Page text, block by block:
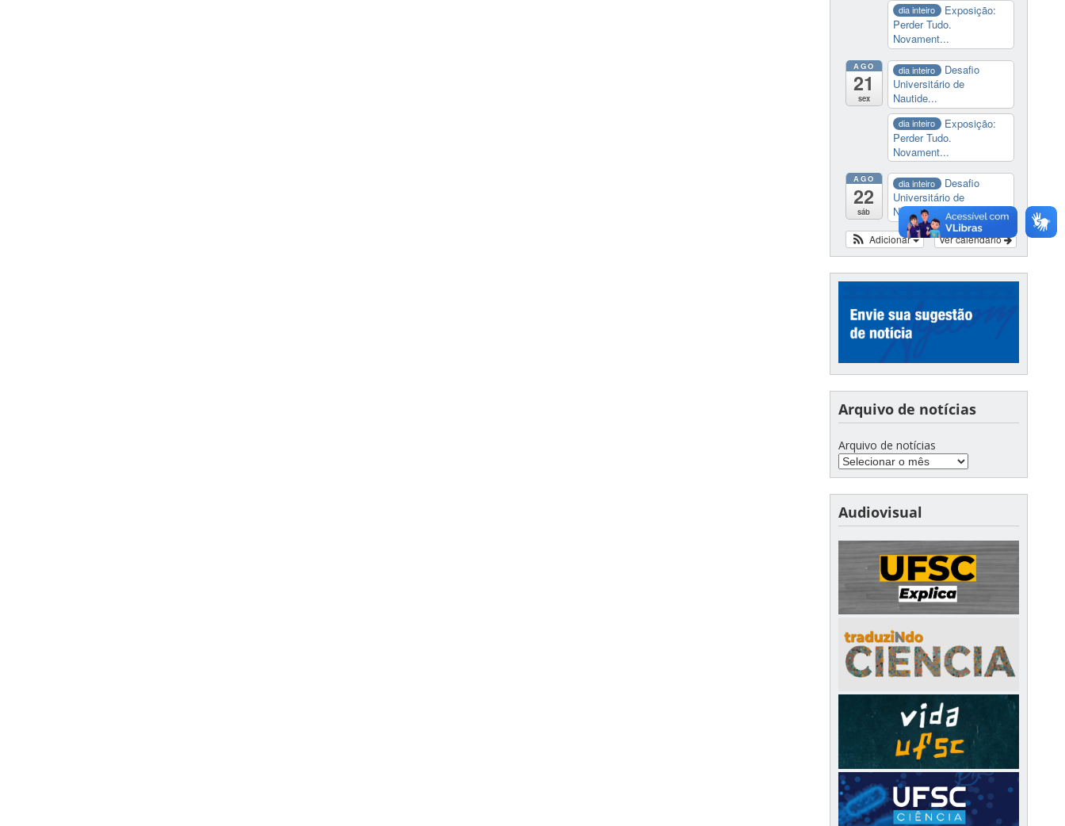
dia inteiro
Exposição:
Perder Tudo.
Novament...
AGO
21
sex
dia inteiro
Desafio
Universitário de
Nautide...
dia inteiro
Exposição:
Perder Tudo.
Novament...
AGO
22
sáb
dia inteiro
Desafio
Universitário de
Nautide...
Ver calendário
Adicionar
Arquivo de notícias
Arquivo de notícias
Audiovisual